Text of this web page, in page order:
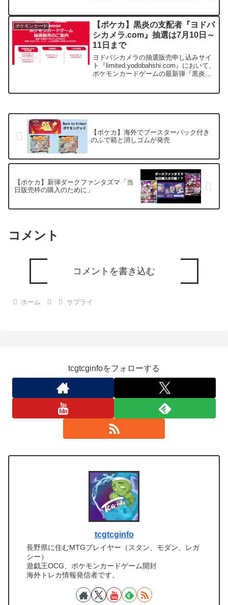
いです。基本情報発売日...
ポケモンカード
【ポケカ】黒炎の支配者『ヨドバ
シカメラ.com』抽選は7月10日～
11日まで
ヨドバシカメラの抽選販売申し込みサイ
ト『limited.yodobahshi.com』において、
ポケモンカードゲームの最新弾『黒炎の
【ポケカ】海外でブースターパック付き
のふで箱と消しゴムが発売
【ポケカ】新弾ダークファンタズマ「当
日販売枠の購入のために」
コメント
コメントを書き込む
ホーム サプライ
tcgtcginfoをフォローする
tcgtcginfo
長野県に住むMTGプレイヤー（スタン、モダン、レガ
シー）
遊戯王OCG、ポケモンカードゲーム開封
海外トレカ情報発信者です。